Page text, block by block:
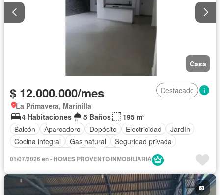
Casa
$ 12.000.000/mes
Destacado
La Primavera, Marinilla
4 Habitaciones
5 Baños
195 m²
Balcón
Aparcadero Depósito Electricidad
Jardín
Cocina integral
Gas natural
Seguridad privada
01/07/2026 en - HOMES PROVENTO INMOBILIARIA